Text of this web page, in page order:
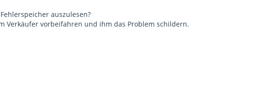
auszulesen?
Verkäufer vorbeifahren und ihm das Problem schildern.